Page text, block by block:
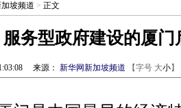
坡频道 > 正文
服务型政府建设的厦门
来源： 新华网新加坡频道 【字号 大小